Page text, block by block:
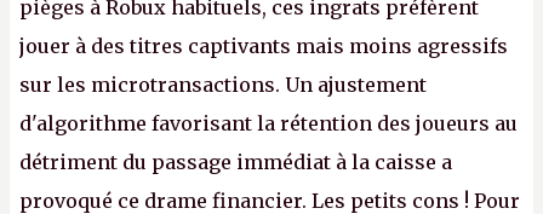
pièges à Robux habituels, ces ingrats préfèrent
jouer à des titres captivants mais moins agressifs
sur les microtransactions. Un ajustement
d'algorithme favorisant la rétention des joueurs au
détriment du passage immédiat à la caisse a
provoqué ce drame financier. Les petits cons ! Pour